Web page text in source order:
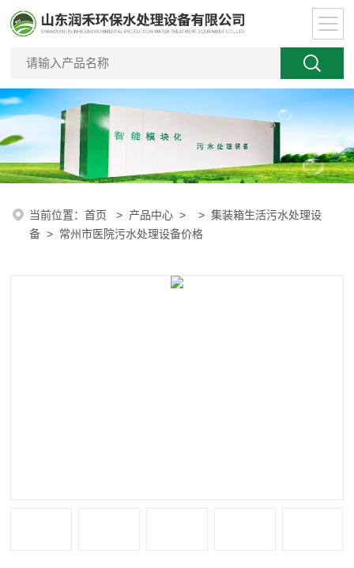
当前位置：首页 > 产品中心 > >集装箱生活污水处理设
备 > 常州市医院污水处理设备价格